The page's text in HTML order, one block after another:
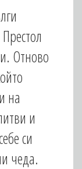
Отново
на
и
си
чеда.